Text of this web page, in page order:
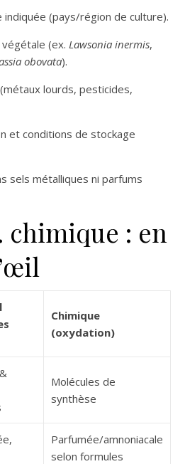
(pays/région de culture).
(ex. Lawsonia inermis,
obovata).
lourds, pesticides,
et conditions de stockage
sels métalliques ni parfums
chimique : en
Chimique
(oxydation)
Molécules de
synthèse
Parfumée/amnoniacale
selon formules